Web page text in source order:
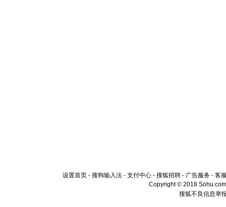
设置首页 - 搜狗输入法 - 支付中心 - 搜狐招聘 - 广告服务 - 客
Copyright © 2018
搜狐不良信息举